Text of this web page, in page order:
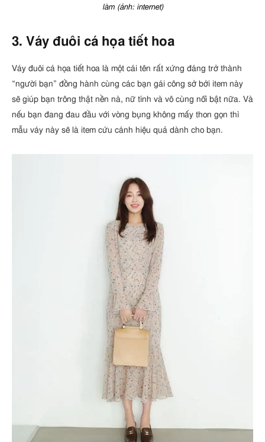
làm (ảnh: internet)
3. Váy đuôi cá họa tiết hoa
Váy đuôi cá họa tiết hoa là một cái tên rất xứng đáng trở thành
“người bạn” đồng hành cùng các bạn gái công sở bởi item này
sẽ giúp bạn trông thật nền nà, nữ tính và vô cùng nổi bật nữa. Và
nếu bạn đang đau đầu với vòng bụng không mấy thon gọn thì
mẫu váy này sẽ là item cứu cánh hiệu quả dành cho bạn.